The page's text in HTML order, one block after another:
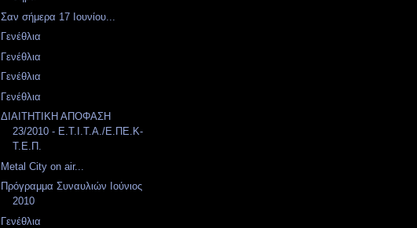
Σαν σήμερα 17 Ιουνίου...
Γενέθλια
Γενέθλια
Γενέθλια
Γενέθλια
ΔΙΑΙΤΗΤΙΚΗ ΑΠΟΦΑΣΗ
23/2010 - E.T.I.T.A./E.ΠΕ.Κ-
Τ.Ε.Π.
Metal City on air...
Πρόγραμμα Συναυλιών Ιούνιος
2010
Γενέθλια